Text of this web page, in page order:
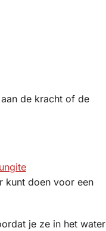
de kracht of de
kunt doen voor een
je ze in het water